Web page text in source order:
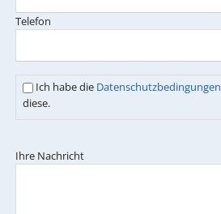
Telefon
Ich habe die Datenschutzbedingungen
diese.
Ihre Nachricht